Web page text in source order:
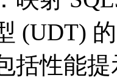
(UDT)
括性能